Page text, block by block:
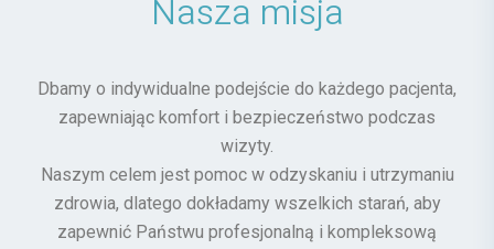
Nasza misja
Dbamy o indywidualne podejście do każdego pacjenta,
zapewniając komfort i bezpieczeństwo podczas
wizyty.
Naszym celem jest pomoc w odzyskaniu i utrzymaniu
zdrowia, dlatego dokładamy wszelkich starań, aby
zapewnić Państwu profesjonalną i kompleksową